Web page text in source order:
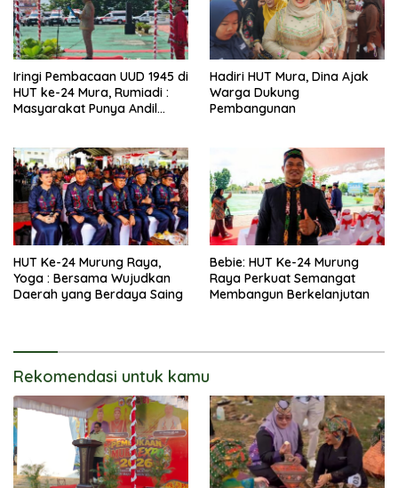
Iringi Pembacaan UUD 1945 di
HUT ke-24 Mura, Rumiadi :
Masyarakat Punya Andil
Hadiri HUT Mura, Dina Ajak
Warga Dukung
Pembangunan
HUT Ke-24 Murung Raya,
Yoga : Bersama Wujudkan
Daerah yang Berdaya Saing
Bebie: HUT Ke-24 Murung
Raya Perkuat Semangat
Membangun Berkelanjutan
Rekomendasi untuk kamu